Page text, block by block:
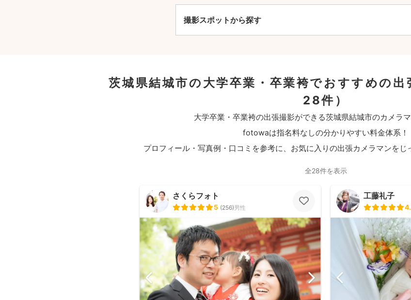
撮影スポットから探す
茨城県結城市の大学卒業・卒業袴でおすすめの
28件）
大学卒業・卒業袴の出張撮影ができる茨城県結城市のカメラマ
fotowaは指名料なしの分かりやすい料金体系！
プロフィール・写真例・口コミを参考に、お気に入りの出張カメラマンをじ
全28件を表示
さくらフォト
5 (256)男性
工藤礼子